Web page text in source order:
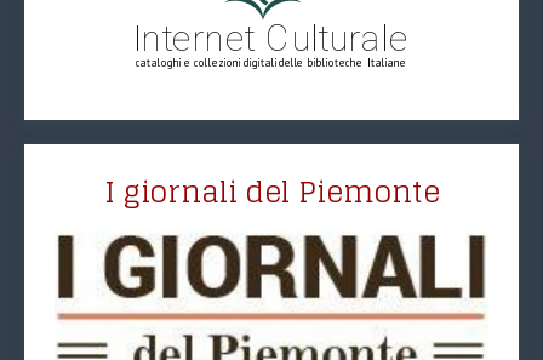
I giornali del Piemonte